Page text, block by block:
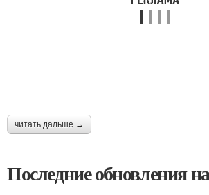
читать дальше →
Последние обновления